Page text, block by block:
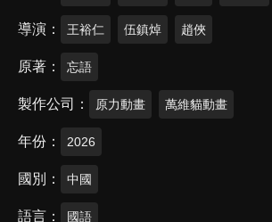
導演 王裕仁 伍鎮焯 趙俠
原著 忘語
製作公司 原力動畫 萬維貓動畫
年份 2026
國別 中國
語言 國語